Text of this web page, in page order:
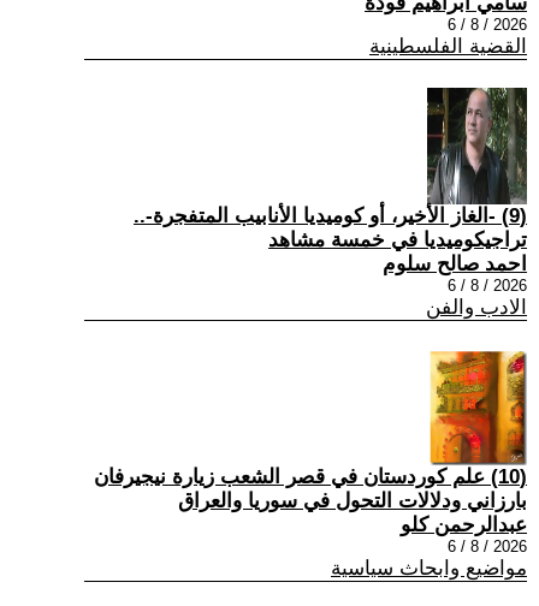
2026 / 8 / 6
القضية الفلسطينية
(9) -الغاز الأخير، أو كوميديا الأنابيب المتفجرة-..
تراجيكوميديا في خمسة مشاهد
احمد صالح سلوم
2026 / 8 / 6
الادب والفن
(10) علم كوردستان في قصر الشعب زيارة نيجيرفان
بارزاني ودلالات التحول في سوريا والعراق
عبدالرحمن كلو
2026 / 8 / 6
مواضيع وابحاث سياسية